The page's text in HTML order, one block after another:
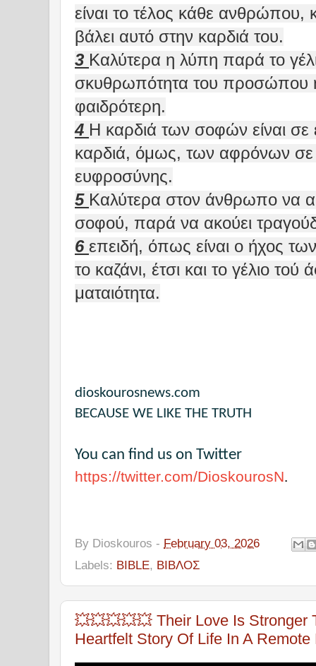
είναι το τέλος κάθε ανθρώπου,
βάλει αυτό στην καρδιά του.
3 Καλύτερα η λύπη παρά το
σκυθρωπότητα του προσώπου η
φαιδρότερη.
4 Η καρδιά των σοφών είναι σε
καρδιά, όμως, των αφρόνων σε
ευφροσύνης.
5 Καλύτερα στον άνθρωπο να
σοφού, παρά να ακούει
6 επειδή, όπως είναι ο ήχος
το καζάνι, έτσι και το γέλιο τού
ματαιότητα.
dioskourosnews.com
BECAUSE WE LIKE THE TRUTH
You can find us on Twitter
https://twitter.com/DioskourosN.
By Dioskouros - February 03, 2026
Labels: BIBLE, ΒΙΒΛΟΣ
💥💥💥💥💥 Their Love Is Stronger
Heartfelt Story Of Life In A